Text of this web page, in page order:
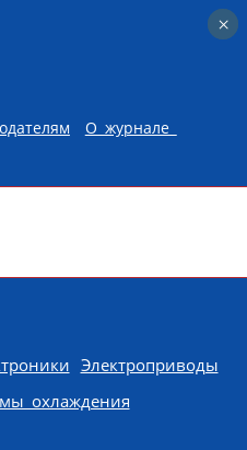
О журнале
Электроприводы
охлаждения
×
×